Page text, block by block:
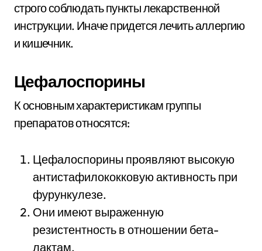
строго соблюдать пункты лекарственной
инструкции. Иначе придется лечить аллергию
и кишечник.
Цефалоспорины
К основным характеристикам группы
препаратов относятся:
Цефалоспорины проявляют высокую
антистафилококковую активность при
фурункулезе.
Они имеют выраженную
резистентность в отношении бета-
лактам.